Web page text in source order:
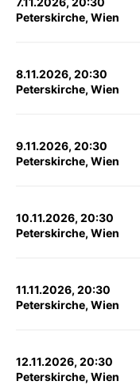
Peterskirche, Wien
8.11.2026, 20:30
Peterskirche, Wien
9.11.2026, 20:30
Peterskirche, Wien
10.11.2026, 20:30
Peterskirche, Wien
11.11.2026, 20:30
Peterskirche, Wien
12.11.2026, 20:30
Peterskirche, Wien